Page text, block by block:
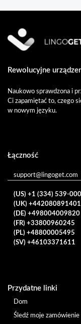
Rewolucyjne
Naukowo sprawdzona i
Ci zapamiętać to, czego
w nowym języku.
Łączność
support@lingoget.com
(US) +1 (334) 539-
(UK) +442080891401
(DE) +498004009820
(FR) +33800960245
(PL) +48800005495
(SV) +46103371611
Przydatne linki
Dom
Śledź moje zamówienie